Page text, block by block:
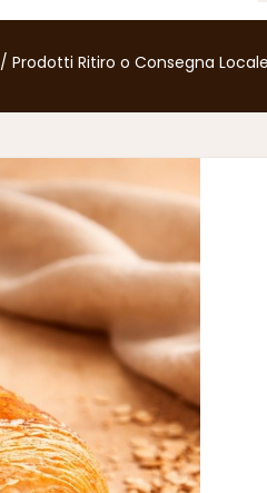
/ Prodotti Ritiro o Consegna Locale